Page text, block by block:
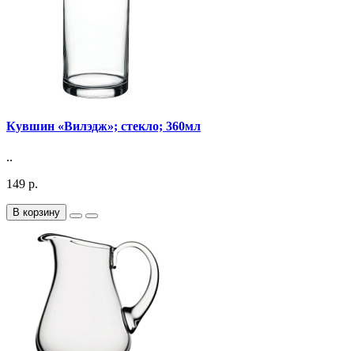
Кувшин «Вилэдж»; стекло; 360мл
..
149 р.
В корзину